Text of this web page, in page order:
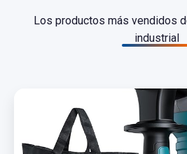
Los productos más vendidos
industrial